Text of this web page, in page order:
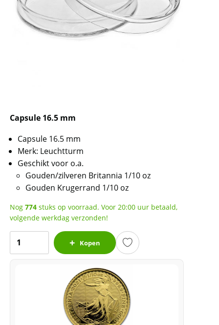
Capsule 16.5 mm
Capsule 16.5 mm
Merk: Leuchtturm
Geschikt voor o.a.
Gouden/zilveren Britannia 1/10 oz
Gouden Krugerrand 1/10 oz
Nog 774 stuks op voorraad. Voor 20:00 uur betaald,
volgende werkdag verzonden!
16.5
Kopen